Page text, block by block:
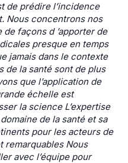
de prédire l’incidence
Nous concentrons nos
de façons d ’apporter de
presque en temps
jamais dans le contexte
de la santé sont de plus
que l’application de
échelle est
la science L’expertise
de la santé et sa
pour les acteurs de
remarquables Nous
avec l’équipe pour